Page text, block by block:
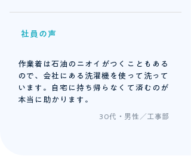
​社員の声
作業着は石油のニオイがつくこともある
ので、会社にある洗濯機を使って洗って
います。自宅に持ち帰らなくて済むのが
本当に助かります。
30代・男性／工事部